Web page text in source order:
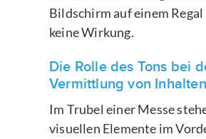
Bildschirm auf einem
keine Wirkung.
Die Rolle des Tons bei
Vermittlung von Inhalten
Im Trubel einer Messe
visuellen Elemente im